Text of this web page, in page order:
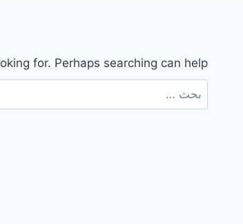
for. Perhaps searching can help.